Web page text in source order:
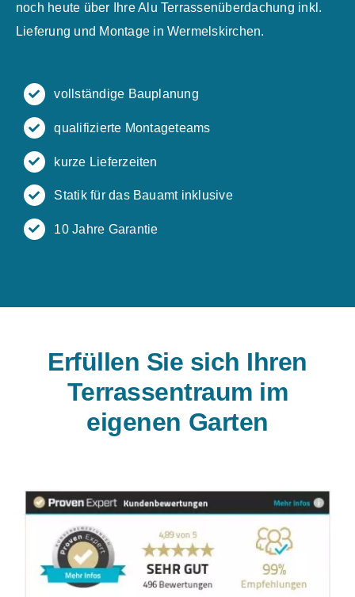
noch heute über Ihre Alu Terrassenüberdachung inkl.
Lieferung und Montage in Wermelskirchen.
vollständige Bauplanung
qualifizierte Montageteams
kurze Lieferzeiten
Statik für das Bauamt inklusive
10 Jahre Garantie
Erfüllen Sie sich Ihren
Terrassentraum im
eigenen Garten